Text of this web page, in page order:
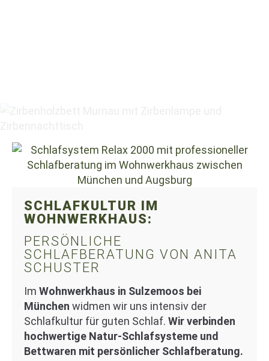
SCHLAFKULTUR IM
WOHNWERKHAUS:
PERSÖNLICHE
SCHLAFBERATUNG VON ANITA
SCHUSTER
Im Wohnwerkhaus in Sulzemoos bei
München widmen wir uns intensiv der
Schlafkultur für guten Schlaf. Wir verbinden
hochwertige Natur-Schlafsysteme und
Bettwaren mit persönlicher Schlafberatung.